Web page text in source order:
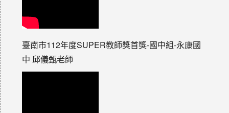
臺南市112年度SUPER教師獎首獎-國中組-永康國
中 邱儀甄老師